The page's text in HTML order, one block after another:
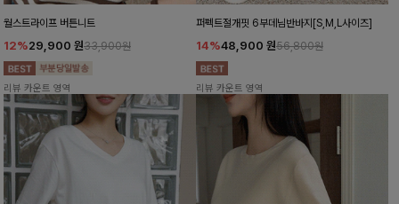
월스트라이프 버튼니트
12%29,900 원33,900원
리뷰 카운트 영역
퍼펙트절개핏 6부데님반바지[S,M,L사이즈]
14%48,900 원56,800원
리뷰 카운트 영역